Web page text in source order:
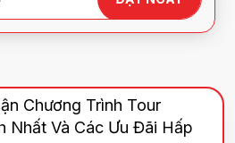
Chương Trình Tour
Nhất Và Các Ưu Đãi Hấp